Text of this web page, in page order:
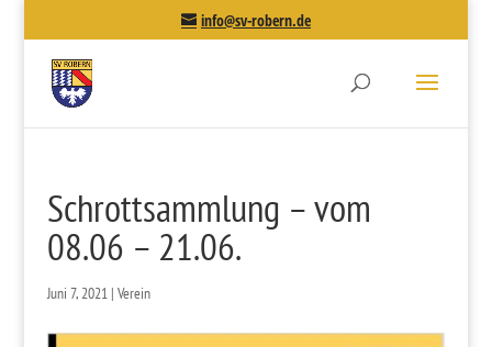
info@sv-robern.de
Schrottsammlung – vom
08.06 – 21.06.
Juni 7, 2021| Verein